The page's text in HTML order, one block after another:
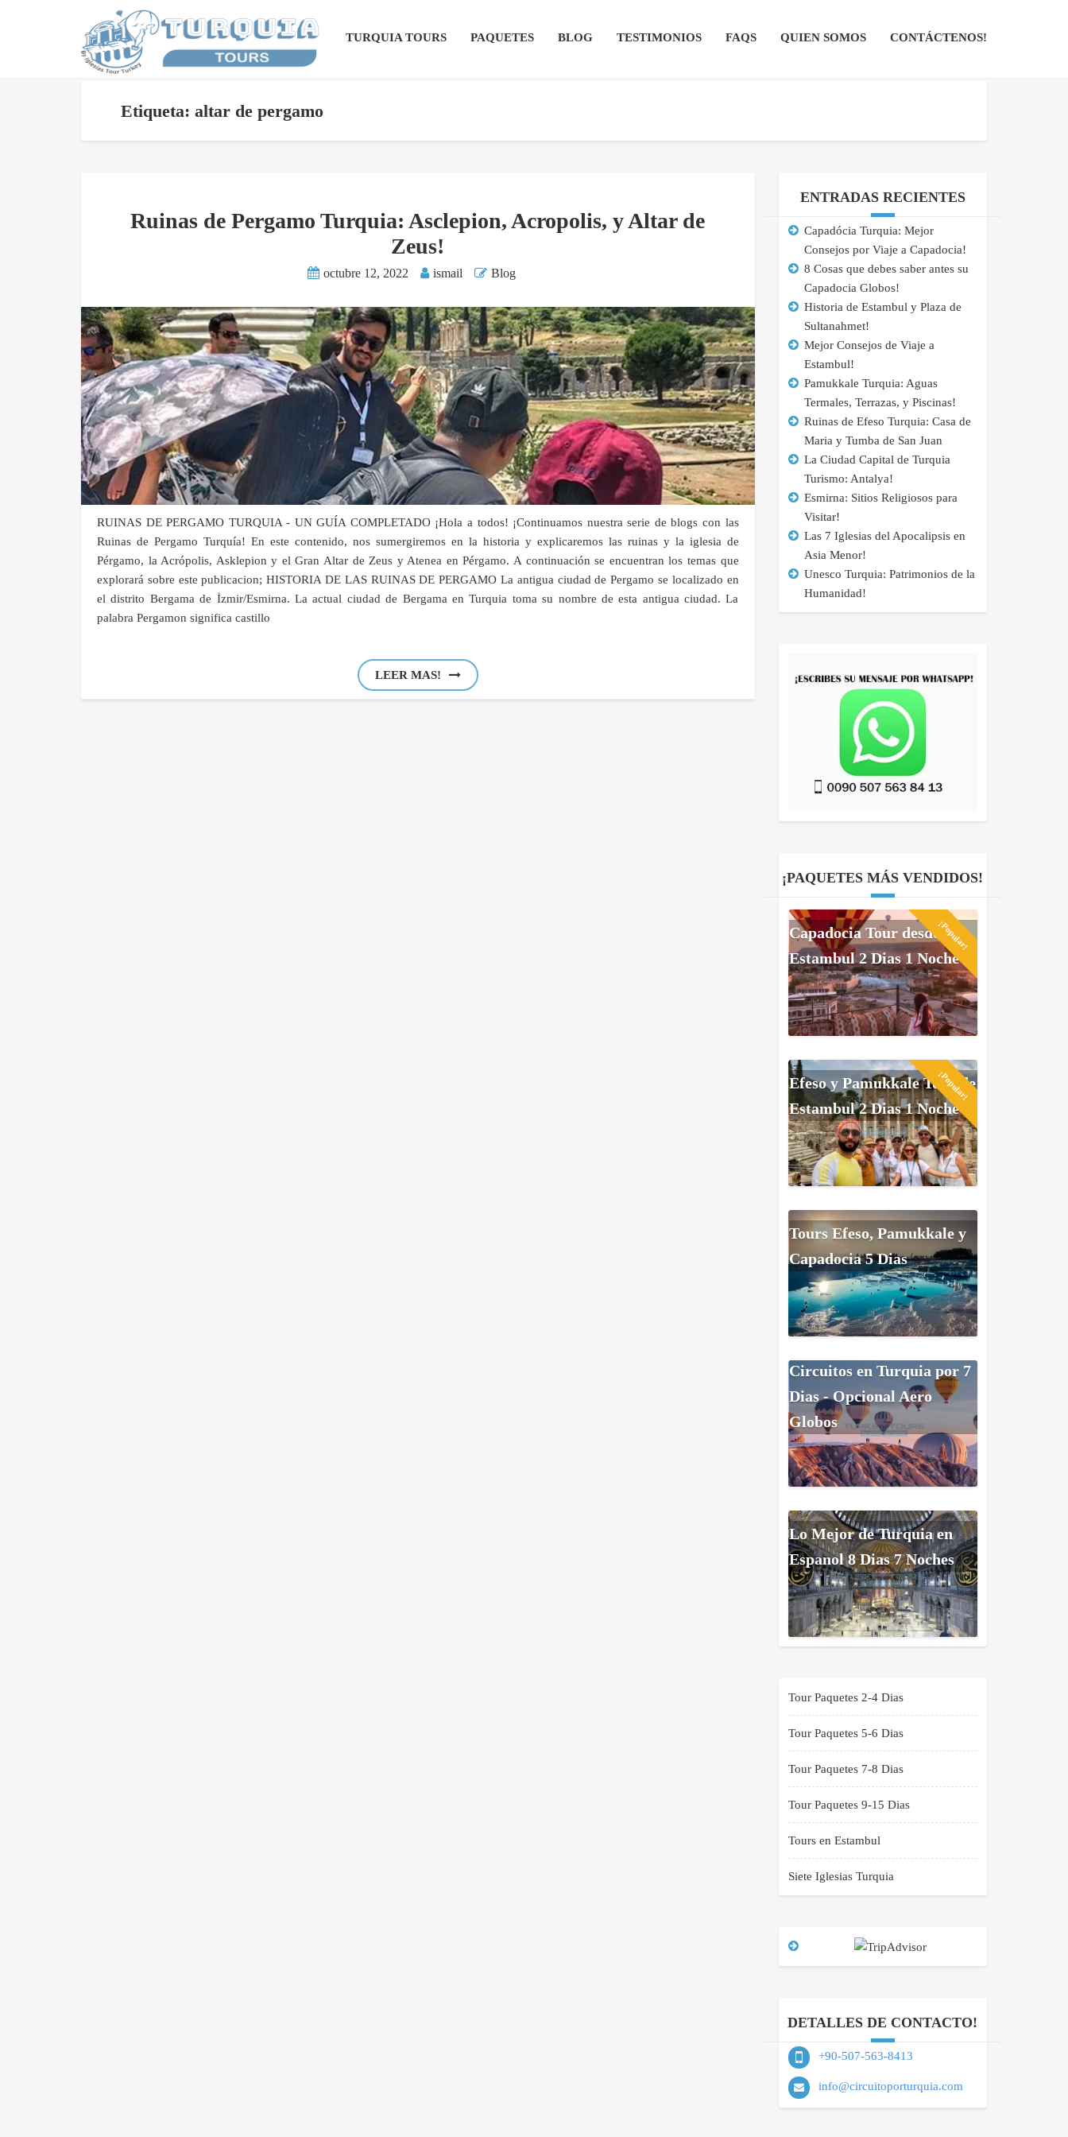
TURQUIA TOURS PAQUETES BLOG TESTIMONIOS FAQS QUIEN SOMOS CONTÁCTENOS!
Etiqueta: altar de pergamo
Ruinas de Pergamo Turquia: Asclepion, Acropolis, y Altar de
Zeus!
octubre 12, 2022 ismail Blog
RUINAS DE PERGAMO TURQUIA - UN GUÍA COMPLETADO ¡Hola a todos! ¡Continuamos nuestra serie de blogs con las
Ruinas de Pergamo Turquía! En este contenido, nos sumergiremos en la historia y explicaremos las ruinas y la iglesia de
Pérgamo, la Acrópolis, Asklepion y el Gran Altar de Zeus y Atenea en Pérgamo. A continuación se encuentran los temas que
explorará sobre este publicacion; HISTORIA DE LAS RUINAS DE PERGAMO La antigua ciudad de Pergamo se localizado en
el distrito Bergama de İzmir/Esmirna. La actual ciudad de Bergama en Turquia toma su nombre de esta antigua ciudad. La
palabra Pergamon significa castillo
LEER MAS!
ENTRADAS RECIENTES
Capadócia Turquia: Mejor
Consejos por Viaje a Capadocia!
8 Cosas que debes saber antes su
Capadocia Globos!
Historia de Estambul y Plaza de
Sultanahmet!
Mejor Consejos de Viaje a
Estambul!
Pamukkale Turquia: Aguas
Termales, Terrazas, y Piscinas!
Ruinas de Efeso Turquia: Casa de
Maria y Tumba de San Juan
La Ciudad Capital de Turquia
Turismo: Antalya!
Esmirna: Sitios Religiosos para
Visitar!
Las 7 Iglesias del Apocalipsis en
Asia Menor!
Unesco Turquia: Patrimonios de la
Humanidad!
¡PAQUETES MÁS VENDIDOS!
¡Popular!
Capadocia Tour desde
Estambul 2 Dias 1 Noche
¡Popular!
Efeso y Pamukkale Tour de
Estambul 2 Dias 1 Noche
Tours Efeso, Pamukkale y
Capadocia 5 Dias
Circuitos en Turquia por 7
Dias - Opcional Aero
Globos
Lo Mejor de Turquia en
Espanol 8 Dias 7 Noches
Tour Paquetes 2-4 Dias
Tour Paquetes 5-6 Dias
Tour Paquetes 7-8 Dias
Tour Paquetes 9-15 Dias
Tours en Estambul
Siete Iglesias Turquia
DETALLES DE CONTACTO!
+90-507-563-8413
info@circuitoporturquia.com